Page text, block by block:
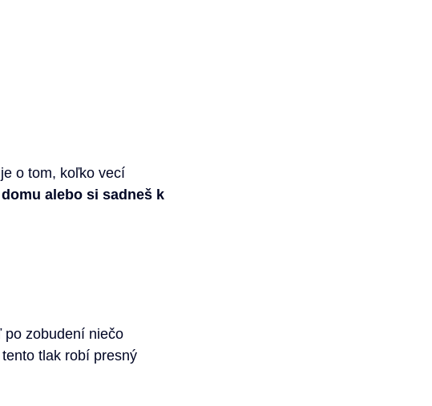
o tom, koľko vecí
alebo si sadneš k
po zobudení niečo
tlak robí presný